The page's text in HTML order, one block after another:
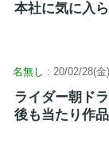
本社に気に入
名無し : 20/02/28(金)
ライダー朝ド
後も当たり作